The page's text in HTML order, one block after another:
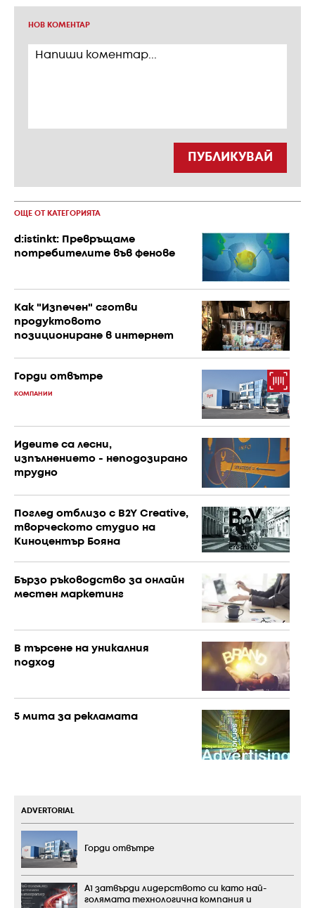
НОВ КОМЕНТАР
ПУБЛИКУВАЙ
ОЩЕ ОТ КАТЕГОРИЯТА
d:istinkt: Превръщаме
потребителите във фенове
Как "Изпечен" сготви
продуктовото
позициониране в интернет
Горди отвътре
КОМПАНИИ
Идеите са лесни,
изпълнението - неподозирано
трудно
Поглед отблизо с B2Y Creative,
творческото студио на
Киноцентър Бояна
Бързо ръководство за онлайн
местен маркетинг
В търсене на уникалния
подход
5 мита за рекламата
ADVERTORIAL
Горди отвътре
А1 затвърди лидерството си като най-
голямата технологична компания и